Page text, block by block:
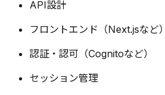
API設計
フロントエンド（Next.jsなど）
認証・認可（Cognitoなど）
セッション管理